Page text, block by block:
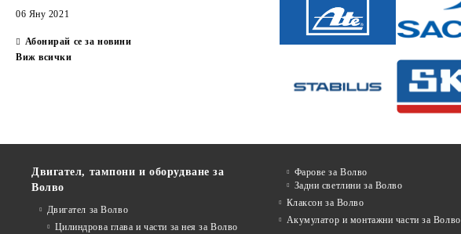
06 Яну 2021
Абонирай се за новини
Виж всички
Двигател, тампони и оборудване за
Волво
Двигател за Волво
Цилиндрова глава и части за нея за Волво
Фарове за Волво
Задни светлини за Волво
Клаксон за Волво
Акумулатор и монтажни части за Волво